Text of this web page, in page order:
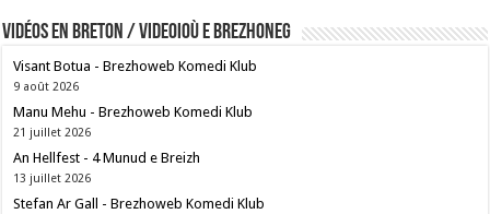
Vidéos en breton / Videoioù e brezhoneg
Visant Botua - Brezhoweb Komedi Klub
9 août 2026
Manu Mehu - Brezhoweb Komedi Klub
21 juillet 2026
An Hellfest - 4 Munud e Breizh
13 juillet 2026
Stefan Ar Gall - Brezhoweb Komedi Klub